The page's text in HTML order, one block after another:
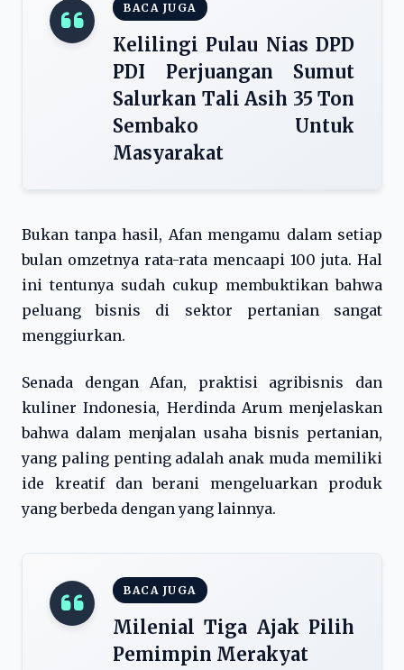
BACA JUGA
Kelilingi Pulau Nias DPD
PDI Perjuangan Sumut
Salurkan Tali Asih 35 Ton
Sembako Untuk
Masyarakat
Bukan tanpa hasil, Afan mengamu dalam setiap
bulan omzetnya rata-rata mencaapi 100 juta. Hal
ini tentunya sudah cukup membuktikan bahwa
peluang bisnis di sektor pertanian sangat
menggiurkan.
Senada dengan Afan, praktisi agribisnis dan
kuliner Indonesia, Herdinda Arum menjelaskan
bahwa dalam menjalan usaha bisnis pertanian,
yang paling penting adalah anak muda memiliki
ide kreatif dan berani mengeluarkan produk
yang berbeda dengan yang lainnya.
BACA JUGA
Milenial Tiga Ajak Pilih
Pemimpin Merakyat